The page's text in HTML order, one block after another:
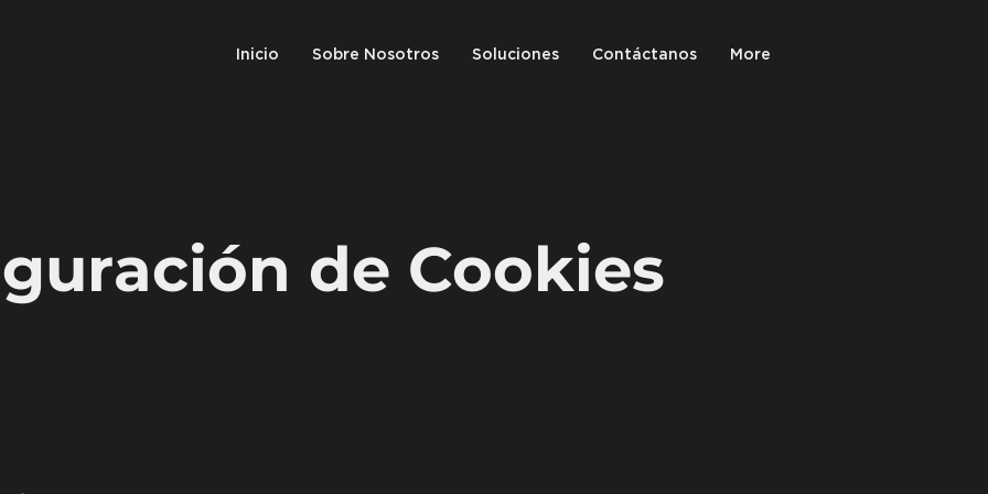
Inicio Sobre Nosotros Soluciones Contáctanos More
de Cookies